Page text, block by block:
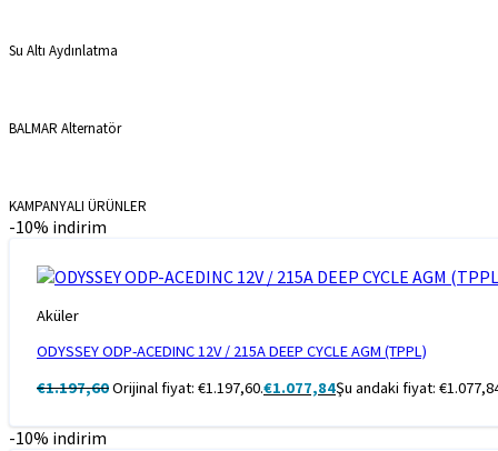
Su Altı Aydınlatma
BALMAR Alternatör
KAMPANYALI ÜRÜNLER
-10% indirim
Aküler
ODYSSEY ODP-ACEDINC 12V / 215A DEEP CYCLE AGM (TPPL)
€1.197,60Orijinal fiyat: €1.197,60.€1.077,84Şu andaki fiyat:
-10% indirim